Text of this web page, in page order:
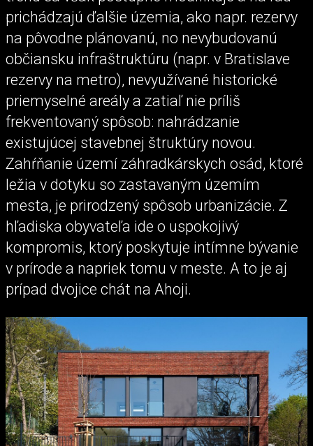
prichádzajú ďalšie územia, ako napr. rezervy
na pôvodne plánovanú, no nevybudovanú
občiansku infraštruktúru (napr. v Bratislave
rezervy na metro), nevyužívané historické
priemyselné areály a zatiaľ nie príliš
frekventovaný spôsob: nahrádzanie
existujúcej stavebnej štruktúry novou.
Zahŕňanie území záhradkárskych osád, ktoré
ležia v dotyku so zastavaným územím
mesta, je prirodzený spôsob urbanizácie. Z
hľadiska obyvateľa ide o uspokojivý
kompromis, ktorý poskytuje intímne bývanie
v prírode a napriek tomu v meste. A to je aj
prípad dvojice chát na Ahoji.